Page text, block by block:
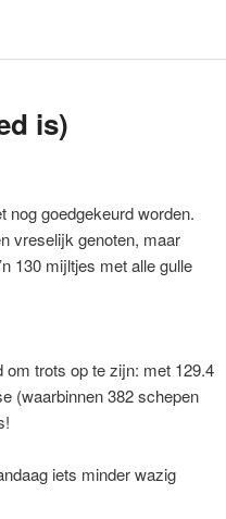
is)
nog goedgekeurd worden.
vreselijk genoten, maar
130 mijltjes met alle gulle
om trots op te zijn: met 129.4
(waarbinnen 382 schepen
iets minder wazig